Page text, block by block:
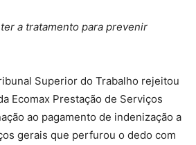
a tratamento para prevenir
Superior do Trabalho rejeitou
Ecomax Prestação de Serviços
ao pagamento de indenização a
gerais que perfurou o dedo com